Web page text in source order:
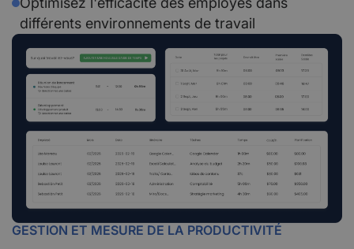
différents environnements de travail
GESTION ET MESURE DE LA PRODUCTIVITÉ